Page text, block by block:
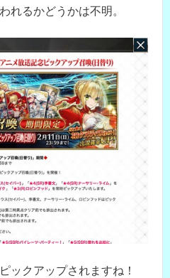
れるかどうかは不明。
ックアップされますね！